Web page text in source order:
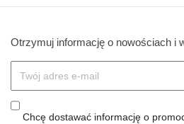
Otrzymuj informację o nowościach i
Chcę dostawać informację o